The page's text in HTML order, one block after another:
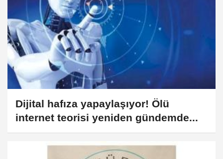
Dijital hafıza yapaylaşıyor! Ölü
internet teorisi yeniden gündemde...